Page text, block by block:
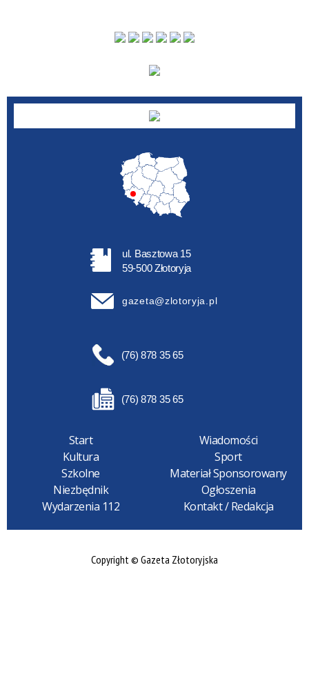
ul. Basztowa 15
59-500 Złotoryja
gazeta@zlotoryja.pl
(76) 878 35 65
(76) 878 35 65
Start
Wiadomości
Kultura
Sport
Szkolne
Materiał Sponsorowany
Niezbędnik
Ogłoszenia
Wydarzenia 112
Kontakt / Redakcja
Copyright © Gazeta Złotoryjska